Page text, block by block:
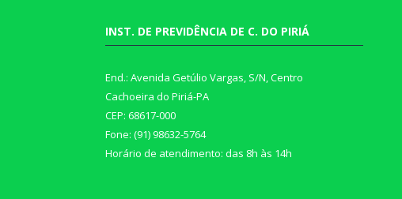
INST. DE PREVIDÊNCIA DE C. DO PIRIÁ
End.: Avenida Getúlio Vargas, S/N, Centro
Cachoeira do Piriá-PA
CEP: 68617-000
Fone: (91) 98632-5764
Horário de atendimento: das 8h às 14h